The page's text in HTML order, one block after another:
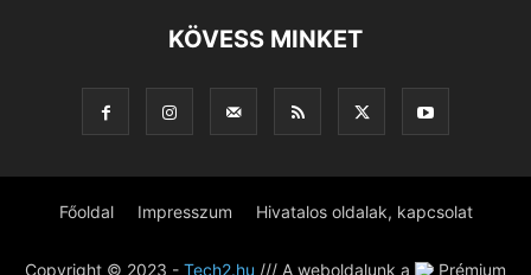
KÖVESS MINKET
Főoldal Impresszum Hivatalos oldalak, kapcsolat
Copyright © 2023 - Tech2.hu /// A weboldalunk a Prémium